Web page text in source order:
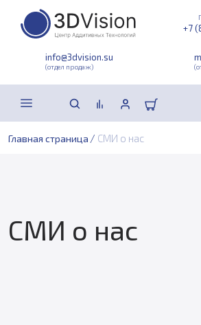
info@3dvision.su
(отдел продаж)
+7
Главная страница / СМИ о нас
СМИ о нас